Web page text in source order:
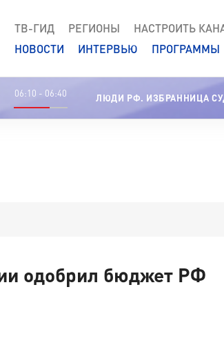
ТВ-ГИД РЕГИОНЫ НАСТРОИТЬ
НОВОСТИ
ИНТЕРВЬЮ ПРОГРАММЫ
06:10 - 06:40 ЛЮДИ РФ. ИЗБРАННИЦА
одобрил бюджет РФ